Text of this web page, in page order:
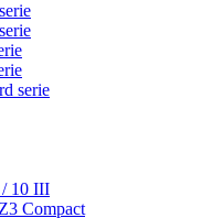
serie
10 III
Compact